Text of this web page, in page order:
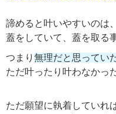
諦める と 叶いやすいのは、
蓋をしていて、 蓋を取る
つまり 無理だと思ってい
ただ叶ったり叶わなかっ
ただ願望に執着していれ